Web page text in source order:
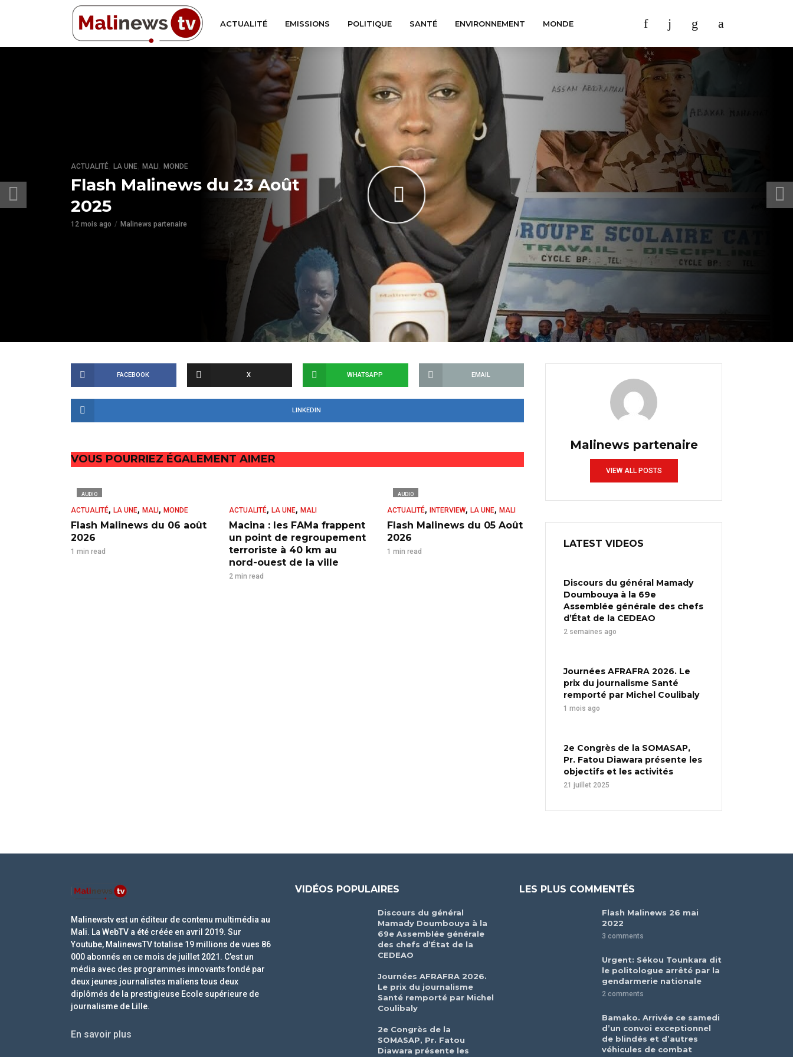
ACTUALITÉ EMISSIONS POLITIQUE SANTÉ ENVIRONNEMENT MONDE
ACTUALITÉ LA UNE MALI MONDE
Flash Malinews du 23 Août
2025
12 mois ago Malinews partenaire
FACEBOOK X WHATSAPP EMAIL
LINKEDIN
VOUS POURRIEZ ÉGALEMENT AIMER
AUDIO
ACTUALITÉ, LA UNE, MALI , MONDE
Flash Malinews du 06 août
2026
1 min read
ACTUALITÉ, LA UNE, MALI
Macina : les FAMa frappent
un point de regroupement
terroriste à 40 km au
nord-ouest de la ville
2 min read
AUDIO
ACTUALITÉ, INTERVIEW, LA UNE, MALI
Flash Malinews du 05 Août
2026
1 min read
Malinews partenaire
VIEW ALL POSTS
LATEST VIDEOS
Discours du général Mamady
Doumbouya à la 69e
Assemblée générale des chefs
d’État de la CEDEAO
2 semaines ago
Journées AFRAFRA 2026. Le
prix du journalisme Santé
remporté par Michel Coulibaly
1 mois ago
2e Congrès de la SOMASAP,
Pr. Fatou Diawara présente les
objectifs et les activités
21 juillet 2025
Malinewstv est un éditeur de contenu multimédia au
Mali. La WebTV a été créée en avril 2019. Sur
Youtube, MalinewsTV totalise 19 millions de vues 86
000 abonnés en ce mois de juillet 2021. C’est un
média avec des programmes innovants fondé par
deux jeunes journalistes maliens tous deux
diplômés de la prestigieuse Ecole supérieure de
journalisme de Lille.
En savoir plus
VIDÉOS POPULAIRES
Discours du général
Mamady Doumbouya à la
69e Assemblée générale
des chefs d’État de la
CEDEAO
Journées AFRAFRA 2026.
Le prix du journalisme
Santé remporté par Michel
Coulibaly
2e Congrès de la
SOMASAP, Pr. Fatou
Diawara présente les
LES PLUS COMMENTÉS
Flash Malinews 26 mai
2022
3 comments
Urgent: Sékou Tounkara dit
le politologue arrêté par la
gendarmerie nationale
2 comments
Bamako. Arrivée ce samedi
d’un convoi exceptionnel
de blindés et d’autres
véhicules de combat